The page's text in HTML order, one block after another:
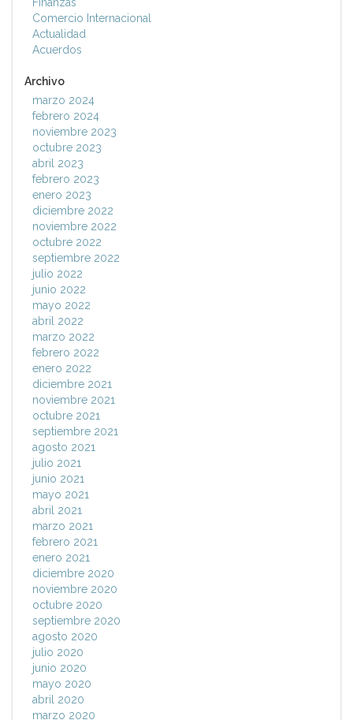
Comercio Internacional
Actualidad
Acuerdos
Archivo
marzo 2024
febrero 2024
noviembre 2023
octubre 2023
abril 2023
febrero 2023
enero 2023
diciembre 2022
noviembre 2022
octubre 2022
septiembre 2022
julio 2022
junio 2022
mayo 2022
abril 2022
marzo 2022
febrero 2022
enero 2022
diciembre 2021
noviembre 2021
octubre 2021
septiembre 2021
agosto 2021
julio 2021
junio 2021
mayo 2021
abril 2021
marzo 2021
febrero 2021
enero 2021
diciembre 2020
noviembre 2020
octubre 2020
septiembre 2020
agosto 2020
julio 2020
junio 2020
mayo 2020
abril 2020
marzo 2020